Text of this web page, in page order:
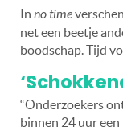
In no time
net een beetje
boodschap. Tijd
“Onderzoekers
binnen 24 uur een